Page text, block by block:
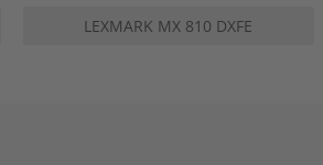
LEXMARK MX 810 DXFE